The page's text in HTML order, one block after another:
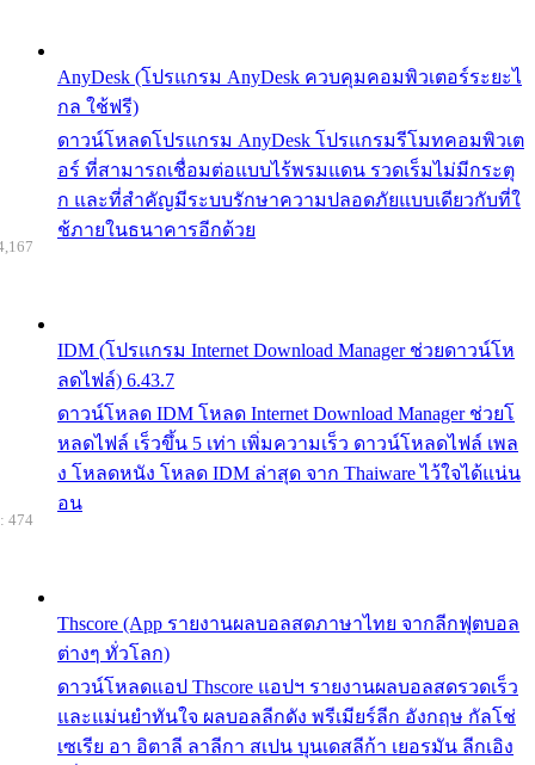
AnyDesk (โปรแกรม AnyDesk ควบคุมคอมพิวเตอร์ระยะไ
กล ใช้ฟรี)
ดาวน์โหลดโปรแกรม AnyDesk โปรแกรมรีโมทคอมพิวเต
อร์ ที่สามารถเชื่อมต่อแบบไร้พรมแดน รวดเร็มไม่มีกระตุ
ก และที่สำคัญมีระบบรักษาความปลอดภัยแบบเดียวกับที่ใ
ช้ภายในธนาคารอีกด้วย
IDM (โปรแกรม Internet Download Manager ช่วยดาวน์โห
ลดไฟล์) 6.43.7
ดาวน์โหลด IDM โหลด Internet Download Manager ช่วยโ
หลดไฟล์ เร็วขึ้น 5 เท่า เพิ่มความเร็ว ดาวน์โหลดไฟล์ เพล
ง โหลดหนัง โหลด IDM ล่าสุด จาก Thaiware ไว้ใจได้แน่น
อน
Thscore (App รายงานผลบอลสดภาษาไทย จากลีกฟุตบอล
ต่างๆ ทั่วโลก)
ดาวน์โหลดแอป Thscore แอปฯ รายงานผลบอลสดรวดเร็ว
และแม่นยำทันใจ ผลบอลลีกดัง พรีเมียร์ลีก อังกฤษ กัลโช่
เซเรีย อา อิตาลี ลาลีกา สเปน บุนเดสลีก้า เยอรมัน ลีกเอิง
474